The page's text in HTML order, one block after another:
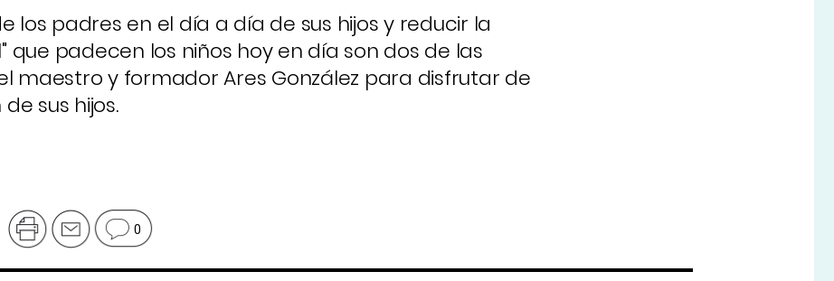
los padres en el día a día de sus hijos y reducir la
que padecen los niños hoy en día son dos de las
maestro y formador Ares González para disfrutar de
sus hijos.
0